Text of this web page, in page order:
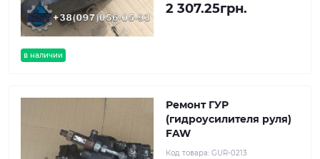
в наличии
2 307.25грн.
Ремонт ГУР
(гидроусилителя руля)
FAW
Код товара: GUR-0213